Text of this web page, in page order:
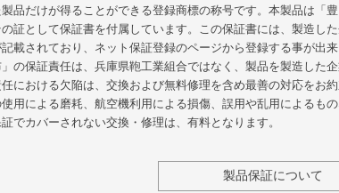
品だけが得ることができる登録商標の称号です。本製品は「
証として保証書を付属しています。この保証書には、製造し
載されており、ネット保証登録のページから登録する事が出来
」の保証責任は、兵庫県鞄工業組合ではなく、製品を製造した
における欠陥は、交換および無料修理を含め最善の対応をお
使用による磨耗、航空機利用による損傷、誤用や乱用によるも
でカバーされない交換・修理は、有料となります。
製品保証について